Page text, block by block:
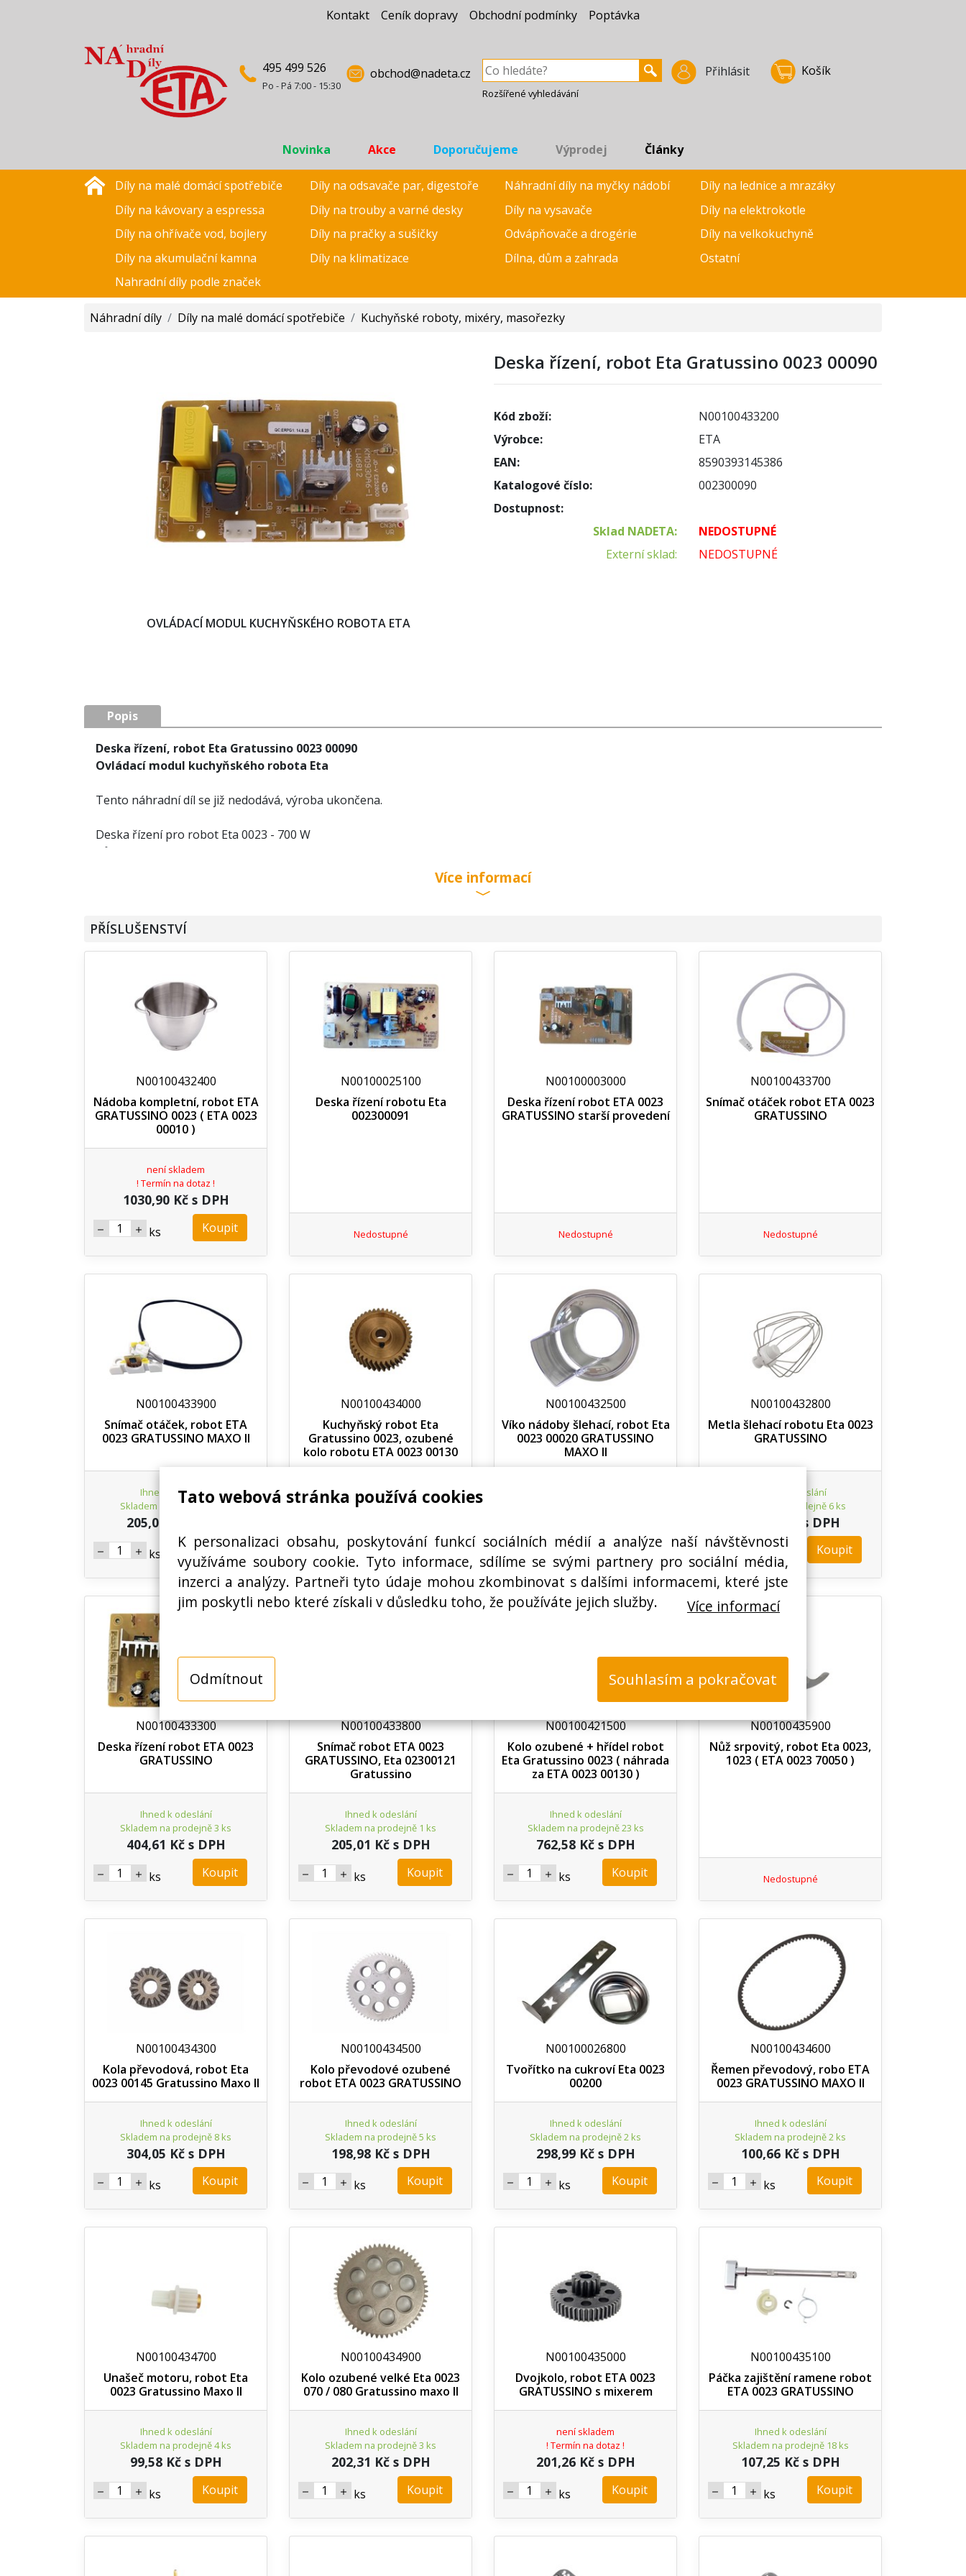
Tato webová stránka používá cookies
K personalizaci obsahu, poskytování funkcí sociálních médií a analýze naší návštěvnosti
využíváme soubory cookie. Tyto informace, sdílíme se svými partnery pro sociální média,
inzerci a analýzy. Partneři tyto údaje mohou zkombinovat s dalšími informacemi, které jste
jim poskytli nebo které získali v důsledku toho, že používáte jejich služby.
Více informací
Souhlasím a pokračovat
Odmítnout
Kontakt Ceník dopravy Obchodní podmínky Poptávka
495 499 526
Po - Pá 7:00 - 15:30
obchod@nadeta.cz Přihlásit Košík
Rozšířené vyhledávání
Novinka Akce Doporučujeme Výprodej Články
Díly na malé domácí spotřebiče Díly na odsavače par, digestoře Náhradní díly na myčky nádobí
Díly na lednice a mrazáky
Díly na kávovary a espressa
Díly na trouby a varné desky Díly na vysavače
Díly na elektrokotle
Díly na ohřívače vod, bojlery
Díly na pračky a sušičky Odvápňovače a drogérie
Díly na velkokuchyně
Díly na akumulační kamna
Díly na klimatizace Dílna, dům a zahrada
Ostatní
Nahradní díly podle značek
Náhradní díly / Díly na malé domácí spotřebiče / Kuchyňské roboty, mixéry, masořezky
OVLÁDACÍ MODUL KUCHYŇSKÉHO ROBOTA ETA
Deska řízení, robot Eta Gratussino 0023 00090
Kód zboží:
N00100433200
Výrobce:
ETA
EAN:
8590393145386
Katalogové číslo:
002300090
Dostupnost:
Sklad NADETA:
NEDOSTUPNÉ
Externí sklad:
NEDOSTUPNÉ
Popis
Deska řízení, robot Eta Gratussino 0023 00090
Ovládací modul kuchyňského robota Eta
Tento náhradní díl se již nedodává, výroba ukončena.
Deska řízení pro robot Eta 0023 - 700 W
Původní verze.
Více informací
PŘÍSLUŠENSTVÍ
N00100432400
Nádoba kompletní, robot ETA
GRATUSSINO 0023 ( ETA 0023
00010 )
není skladem
! Termín na dotaz !
1030,90 Kč s DPH
ks Koupit
N00100025100
Deska řízení robotu Eta
002300091
Nedostupné
N00100003000
Deska řízení robot ETA 0023
GRATUSSINO starší provedení
Nedostupné
N00100433700
Snímač otáček robot ETA 0023
GRATUSSINO
Nedostupné
N00100433900
Snímač otáček, robot ETA
0023 GRATUSSINO MAXO II
Ihned k odeslání
Skladem na prodejně 2 ks
205,02 Kč s DPH
ks Koupit
N00100434000
Kuchyňský robot Eta
Gratussino 0023, ozubené
kolo robotu ETA 0023 00130
Ihned k odeslání
Skladem na prodejně 23 ks
Koupit
N00100432500
Víko nádoby šlehací, robot Eta
0023 00020 GRATUSSINO
MAXO II
ks Koupit
N00100432800
Metla šlehací robotu Eta 0023
GRATUSSINO
Ihned k odeslání
Skladem na prodejně 6 ks
404,61 Kč s DPH
ks Koupit
N00100433300
Deska řízení robot ETA 0023
GRATUSSINO
Ihned k odeslání
Skladem na prodejně 3 ks
404,61 Kč s DPH
ks Koupit
N00100433800
Snímač robot ETA 0023
GRATUSSINO, Eta 02300121
Gratussino
Ihned k odeslání
Skladem na prodejně 1 ks
205,01 Kč s DPH
ks Koupit
N00100421500
Kolo ozubené + hřídel robot
Eta Gratussino 0023 ( náhrada
za ETA 0023 00130 )
Ihned k odeslání
Skladem na prodejně 23 ks
762,58 Kč s DPH
ks Koupit
N00100435900
Nůž srpovitý, robot Eta 0023,
1023 ( ETA 0023 70050 )
Nedostupné
N00100434300
Kola převodová, robot Eta
0023 00145 Gratussino Maxo II
Ihned k odeslání
Skladem na prodejně 8 ks
304,05 Kč s DPH
ks Koupit
N00100434500
Kolo převodové ozubené
robot ETA 0023 GRATUSSINO
Ihned k odeslání
Skladem na prodejně 5 ks
198,98 Kč s DPH
ks Koupit
N00100026800
Tvořítko na cukroví Eta 0023
00200
Ihned k odeslání
Skladem na prodejně 2 ks
298,99 Kč s DPH
ks Koupit
N00100434600
Řemen převodový, robo ETA
0023 GRATUSSINO MAXO II
Ihned k odeslání
Skladem na prodejně 2 ks
100,66 Kč s DPH
ks Koupit
N00100434700
Unašeč motoru, robot Eta
0023 Gratussino Maxo II
Ihned k odeslání
Skladem na prodejně 4 ks
99,58 Kč s DPH
ks Koupit
N00100434900
Kolo ozubené velké Eta 0023
070 / 080 Gratussino maxo II
Ihned k odeslání
Skladem na prodejně 3 ks
202,31 Kč s DPH
ks Koupit
N00100435000
Dvojkolo, robot ETA 0023
GRATUSSINO s mixerem
není skladem
! Termín na dotaz !
201,26 Kč s DPH
ks Koupit
N00100435100
Páčka zajištění ramene robot
ETA 0023 GRATUSSINO
Ihned k odeslání
Skladem na prodejně 18 ks
107,25 Kč s DPH
ks Koupit